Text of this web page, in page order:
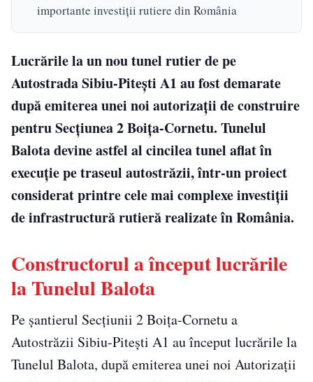
importante investiții rutiere din România
Lucrările la un nou tunel rutier de pe
Autostrada Sibiu-Pitești A1 au fost demarate
după emiterea unei noi autorizații de construire
pentru Secțiunea 2 Boița-Cornetu. Tunelul
Balota devine astfel al cincilea tunel aflat în
execuție pe traseul autostrăzii, într-un proiect
considerat printre cele mai complexe investiții
de infrastructură rutieră realizate în România.
Constructorul a început lucrările
la Tunelul Balota
Pe șantierul Secțiunii 2 Boița-Cornetu a
Autostrăzii Sibiu-Pitești A1 au început lucrările la
Tunelul Balota, după emiterea unei noi Autorizații